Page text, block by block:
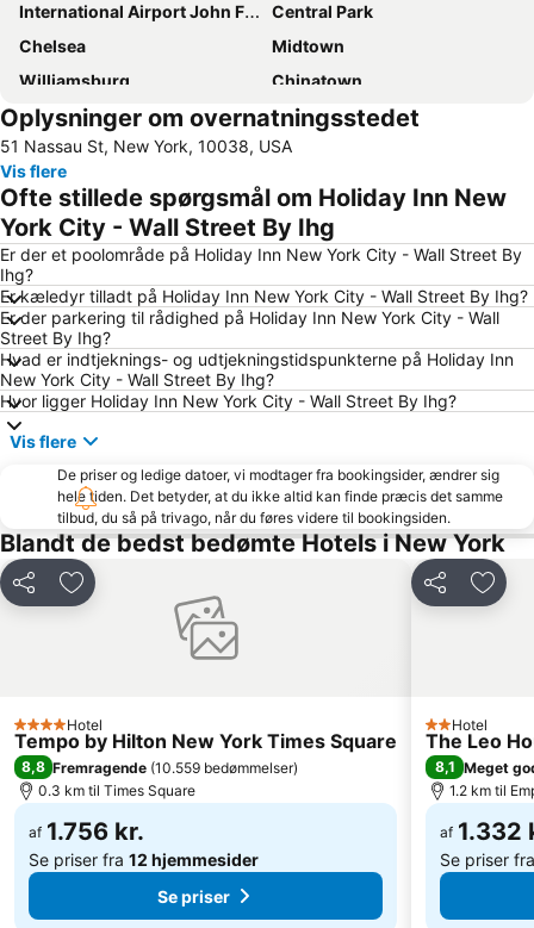
International Airport John F. Kennedy
Central Park
Chelsea
Midtown
Williamsburg
Chinatown
Newark Liberty lufthavn (EWR)
Greenwich Village
Financial District
New York City Marathon
Manhattan Cruise Terminal
Hell's Kitchen
Long Island City
Madison Square Garden
Empire State Building
Upper West Side
Penn Station
Upper East Side
Soho
Lower East Side
East Village
Grand Central Terminal
Brooklyn Bridge
West Village
MetLife Stadium
Greenpoint
Broadway
Wall Street
Queensboro Plz Metro Station
Frihedsgudinden
Union Square Park
Macy's Herald Square 34th Street
Washington Square Park
34th St Penn Station Metro Station
Rockefeller Center
Hunters Point Ave Metro Station
Oplysninger om overnatningsstedet
51 Nassau St, New York, 10038, USA
Vis flere
Ofte stillede spørgsmål om Holiday Inn New
York City - Wall Street By Ihg
Er der et poolområde på Holiday Inn New York City - Wall Street By
Ihg?
Er kæledyr tilladt på Holiday Inn New York City - Wall Street By Ihg?
Er der parkering til rådighed på Holiday Inn New York City - Wall
Street By Ihg?
Hvad er indtjeknings- og udtjekningstidspunkterne på Holiday Inn
New York City - Wall Street By Ihg?
Hvor ligger Holiday Inn New York City - Wall Street By Ihg?
Vis flere
De priser og ledige datoer, vi modtager fra bookingsider, ændrer sig
hele tiden. Det betyder, at du ikke altid kan finde præcis det samme
tilbud, du så på trivago, når du føres videre til bookingsiden.
Blandt de bedst bedømte Hotels i New York
Del Føj til favoritter
4 Stjerner
Hotel
Tempo by Hilton New York Times Square
8,8 Fremragende (10.559 bedømmelser)
0.3 km til Times Square
af 1.756 kr.
Se priser fra 12 hjemmesider
Se priser
Del Føj
2 Stjerner
Hotel
The Leo
8,1 Meget
1.2 km til
af 1.332
Se priser